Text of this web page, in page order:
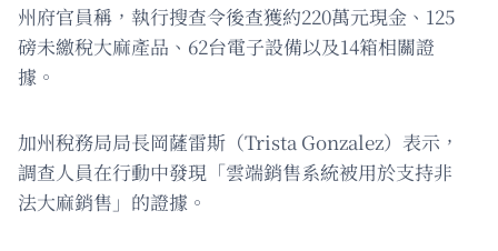
州府官員稱，執行搜查令後查獲約220萬元現金、125
磅未繳稅大麻產品、62台電子設備以及14箱相關證
據。
加州稅務局局長岡薩雷斯（Trista Gonzalez）表示，
調查人員在行動中發現「雲端銷售系統被用於支持非
法大麻銷售」的證據。